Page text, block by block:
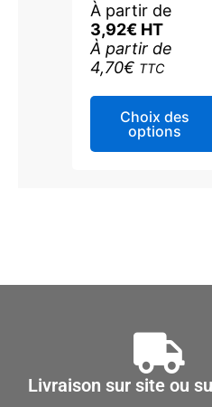
À partir de
3,92€ HT
À partir de
4,70€ TTC
Choix des
options
Livraison sur site ou